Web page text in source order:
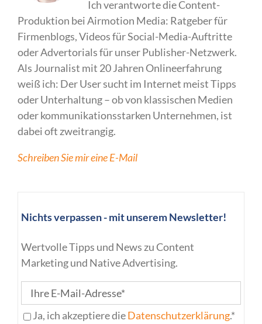
Ich verantworte die Content-
Produktion bei Airmotion Media: Ratgeber für
Firmenblogs, Videos für Social-Media-Auftritte
oder Advertorials für unser Publisher-Netzwerk.
Als Journalist mit 20 Jahren Onlineerfahrung
weiß ich: Der User sucht im Internet meist Tipps
oder Unterhaltung – ob von klassischen Medien
oder kommunikationsstarken Unternehmen, ist
dabei oft zweitrangig.
Schreiben Sie mir eine E-Mail
Nichts verpassen - mit unserem Newsletter!
Wertvolle Tipps und News zu Content
Marketing und Native Advertising.
Ja, ich akzeptiere dieDatenschutzerklärung.*